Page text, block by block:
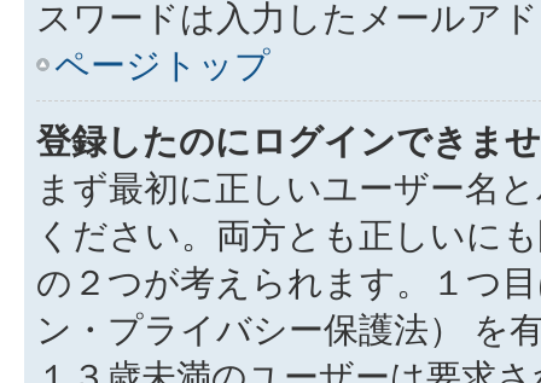
スワードは入力したメールア
ページトップ
登録したのにログインできま
まず最初に正しいユーザー名
ください。両方とも正しいに
の２つが考えられます。１つ
ン・プライバシー保護法） を